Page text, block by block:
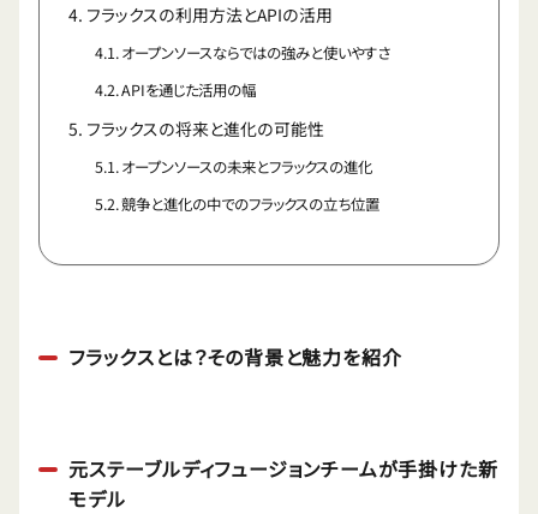
フラックスの利用方法とAPIの活用
オープンソースならではの強みと使いやすさ
APIを通じた活用の幅
フラックスの将来と進化の可能性
オープンソースの未来とフラックスの進化
競争と進化の中でのフラックスの立ち位置
フラックスとは？その背景と魅力を紹介
元ステーブルディフュージョンチームが手掛けた新
モデル